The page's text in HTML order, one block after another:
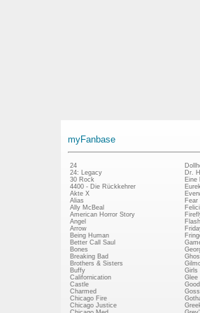
myFanbase
24
24: Legacy
30 Rock
4400 - Die Rückkehrer
Akte X
Alias
Ally McBeal
American Horror Story
Angel
Arrow
Being Human
Better Call Saul
Bones
Breaking Bad
Brothers & Sisters
Buffy
Californication
Castle
Charmed
Chicago Fire
Chicago Justice
Dr.
Eine
Fear
Girls
Glee